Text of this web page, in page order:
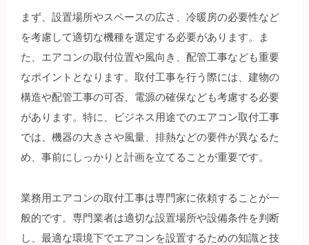
まず、設置場所やスペースの広さ、冷暖房の必要性など
を考慮して適切な機種を選定する必要があります。ま
た、エアコンの取付位置や風向き、配管工事なども重要
なポイントとなります。取付工事を行う際には、建物の
構造や配管工事の可否、電源の確保なども考慮する必要
があります。特に、ビジネス用途でのエアコン取付工事
では、機器の大きさや風量、排熱などの要件が異なるた
め、事前にしっかりと計画を立てることが重要です。
業務用エアコンの取付工事は専門家に依頼することが一
般的です。専門業者は適切な設置場所や設備条件を判断
し、最適な環境下でエアコンを設置するための知識と技